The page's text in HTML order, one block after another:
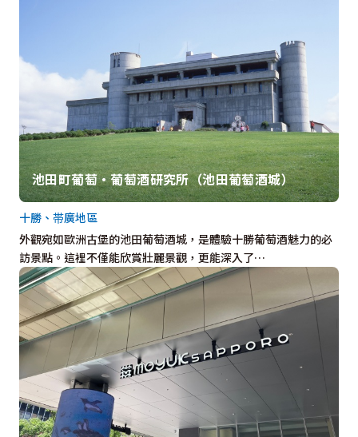
池田町葡萄・葡萄酒研究所（池田葡萄酒城）
外觀宛如歐洲古堡的池田葡萄酒城，是體驗十勝葡萄酒魅力的必
訪景點。這裡不僅能欣賞壯麗景觀，更能深入了…
十勝、帯廣地區